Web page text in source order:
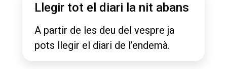
Llegir tot el diari la nit abans
A partir de les deu del vespre ja
pots llegir el diari de l’endemà.